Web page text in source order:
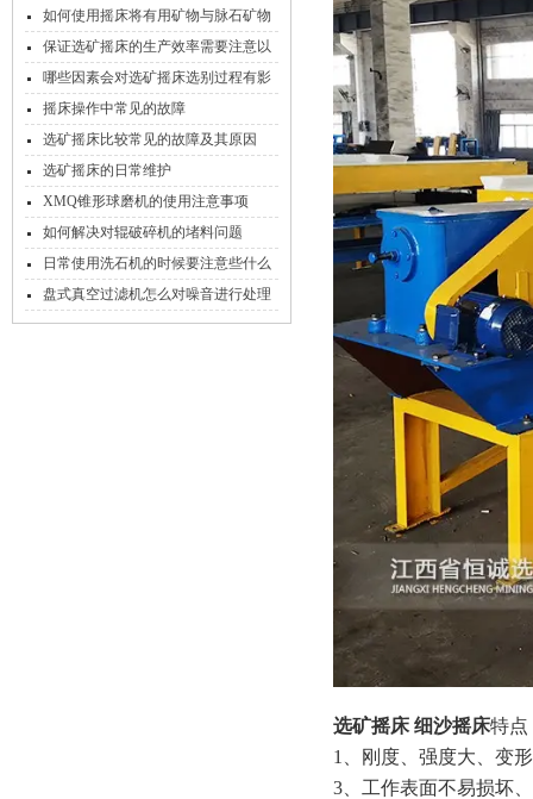
如何使用摇床将有用矿物与脉石矿物
分开
保证选矿摇床的生产效率需要注意以
下几点
哪些因素会对选矿摇床选别过程有影
响
摇床操作中常见的故障
选矿摇床比较常见的故障及其原因
选矿摇床的日常维护
XMQ锥形球磨机的使用注意事项
如何解决对辊破碎机的堵料问题
日常使用洗石机的时候要注意些什么
盘式真空过滤机怎么对噪音进行处理
选矿摇床 细沙摇床特点
1、刚度、强度大、变
3、工作表面不易损坏